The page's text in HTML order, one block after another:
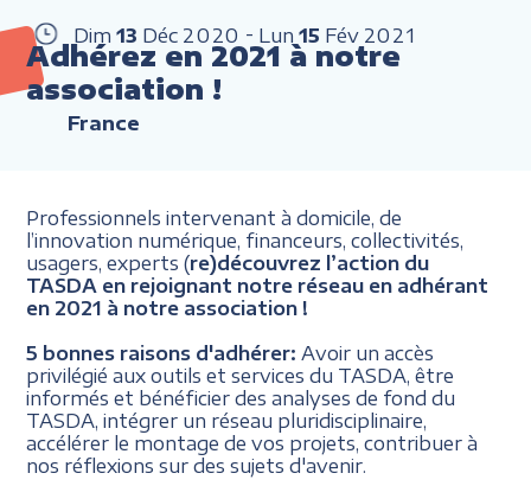
Dim 13 Déc 2020 Lun 15 Fév 2021
Adhérez en 2021 à notre
association !
France
Professionnels intervenant à domicile, de
l’innovation numérique, financeurs, collectivités,
usagers, experts (re)découvrez l’action du
TASDA en rejoignant notre réseau en adhérant
en 2021 à notre association !
5 bonnes raisons d'adhérer: Avoir un accès
privilégié aux outils et services du TASDA, être
informés et bénéficier des analyses de fond du
TASDA, intégrer un réseau pluridisciplinaire,
accélérer le montage de vos projets, contribuer à
nos réflexions sur des sujets d'avenir.